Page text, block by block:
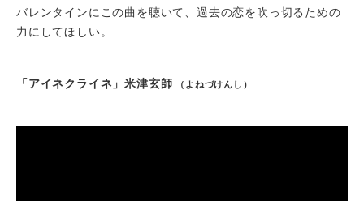
バレンタインにこの曲を聴いて、過去の恋を吹っ切るための
力にしてほしい。
「アイネクライネ」米津玄師 （よねづけんし）